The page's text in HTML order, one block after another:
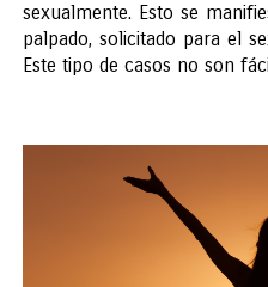
sexualmente. Esto se
palpado, solicitado para el
Este tipo de casos no son